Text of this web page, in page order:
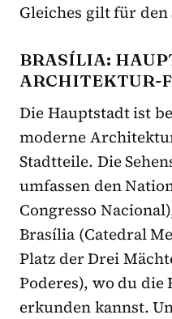
Gleiches gilt für
BRASÍLIA:
ARCHITEKTUR-
Die Hauptstadt ist
moderne
Stadtteile. Die
umfassen den
Congresso
Brasília (Catedral
Platz der Drei
Poderes), wo du die
erkunden kannst.